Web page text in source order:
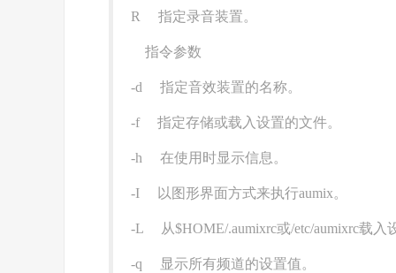
R 指定录音装置。
指令参数
-d 指定音效装置的名称。
-f 指定存储或载入设置的文件。
-h 在使用时显示信息。
-I 以图形界面方式来执行aumix。
-L 从$HOME/.aumixrc或/etc/aumixrc载入
-q 显示所有频道的设置值。